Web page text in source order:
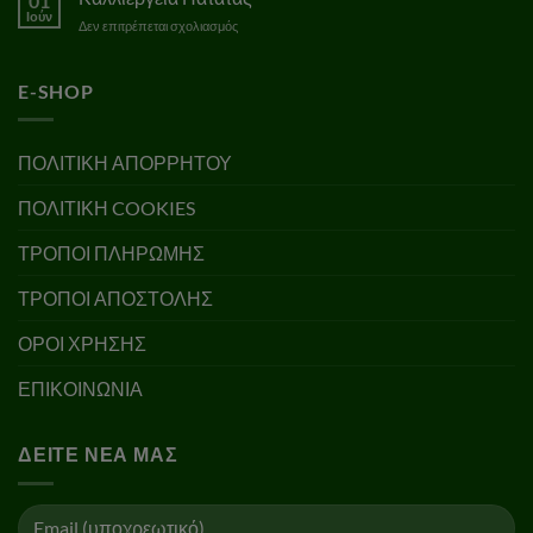
Ιούν
Δεν επιτρέπεται σχολιασμόςστο
E-SHOP
ΠΟΛΙΤΙΚΗ ΑΠΟΡΡΗΤΟΥ
ΠΟΛΙΤΙΚΗ COOKIES
ΤΡΟΠΟΙ ΠΛΗΡΩΜΗΣ
ΤΡΟΠΟΙ ΑΠΟΣΤΟΛΗΣ
ΟΡΟΙ ΧΡΗΣΗΣ
ΕΠΙΚΟΙΝΩΝΙΑ
ΔΕΊΤΕ ΝΈΑ ΜΑΣ